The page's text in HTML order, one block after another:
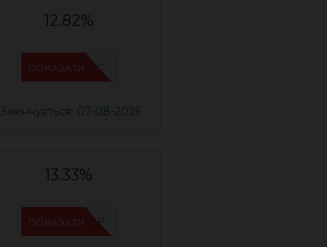
12.82%
IFPC24DC
ПОКАЗАТИ
Закінчується: 07-08-2026
13.33%
IFP8NASP
ПОКАЗАТИ